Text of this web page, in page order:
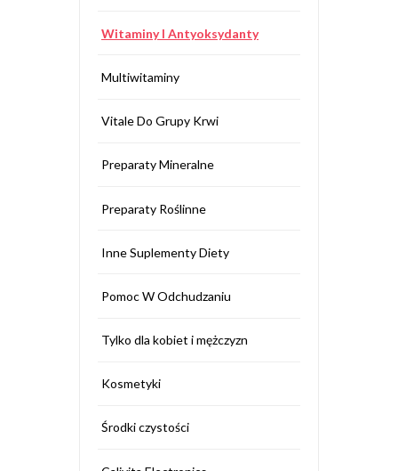
Witaminy I Antyoksydanty
Multiwitaminy
Vitale Do Grupy Krwi
Preparaty Mineralne
Preparaty Roślinne
Inne Suplementy Diety
Pomoc W Odchudzaniu
Tylko dla kobiet i mężczyzn
Kosmetyki
Środki czystości